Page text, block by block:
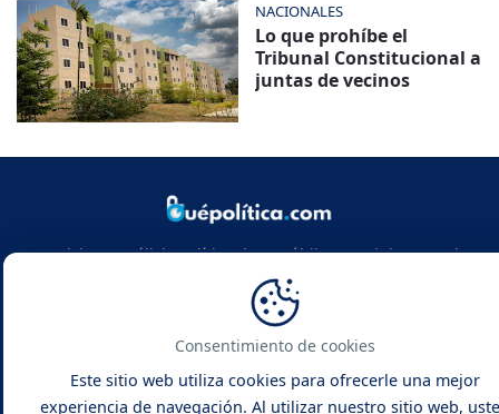
NACIONALES
Lo que prohíbe el
Tribunal Constitucional a
juntas de vecinos
Noticias y análisis político de República Dominicana y el
mundo. Infórmate con rigor, actualidad y las claves de la
política global.
Consentimiento de cookies
Este sitio web utiliza cookies para ofrecerle una mejor
experiencia de navegación. Al utilizar nuestro sitio web,